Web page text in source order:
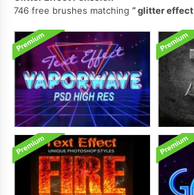
746 free brushes matching
glitter effect